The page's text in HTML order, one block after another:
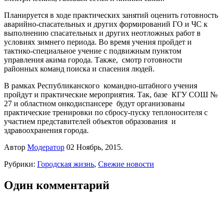
Планируется в ходе практических занятий оценить готовность
аварийно-спасательных и других формирований ГО и ЧС к
выполнению спасательных и других неотложных работ в
условиях зимнего периода. Во время учения пройдет и
тактико-специальное учение с подвижным пунктом
управления акима города. Также, смотр готовности
районных команд поиска и спасения людей.
В рамках Республиканского командно-штабного учения
пройдут и практические мероприятия. Так, базе КГУ СОШ №
27 и областном онкодиспансере будут организованы
практические тренировки по сбросу-пуску теплоносителя с
участием представителей объектов образования и
здравоохранения города.
Автор Модератор 02 Ноябрь, 2015.
Рубрики: Городская жизнь, Свежие новости
Один комментарий